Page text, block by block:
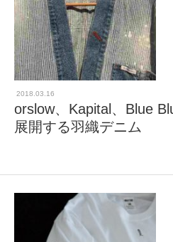
2018.03.16
orslow、Kapital、Blue
展開する羽織デニム